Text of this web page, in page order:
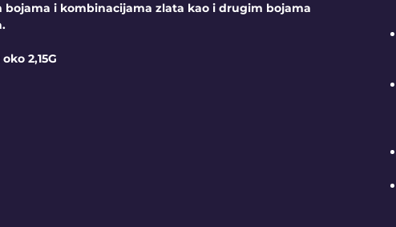
bojama i kombinacijama zlata kao i drugim bojama
2,15G